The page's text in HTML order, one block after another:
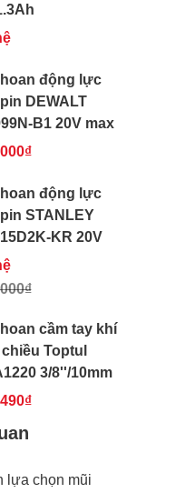
động lực
DEWALT
B1 20V max
động lực
STANLEY
KR 20V
cầm tay khí
Toptul
3/8''/10mm
lựa chọn mũi